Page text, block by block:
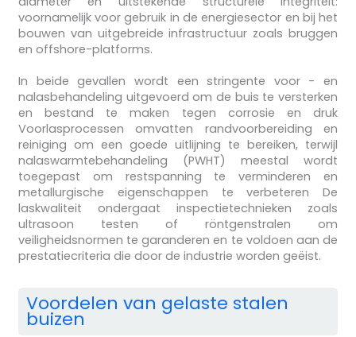
voornamelijk voor gebruik in de energiesector en bij het
bouwen van uitgebreide infrastructuur zoals bruggen
en offshore-platforms.
In beide gevallen wordt een stringente voor - en
nalasbehandeling uitgevoerd om de buis te versterken
en bestand te maken tegen corrosie en druk
Voorlasprocessen omvatten randvoorbereiding en
reiniging om een goede uitlijning te bereiken, terwijl
nalaswarmtebehandeling (PWHT) meestal wordt
toegepast om restspanning te verminderen en
metallurgische eigenschappen te verbeteren De
laskwaliteit ondergaat inspectietechnieken zoals
ultrasoon testen of röntgenstralen om
veiligheidsnormen te garanderen en te voldoen aan de
prestatiecriteria die door de industrie worden geëist.
Voordelen van gelaste stalen
buizen